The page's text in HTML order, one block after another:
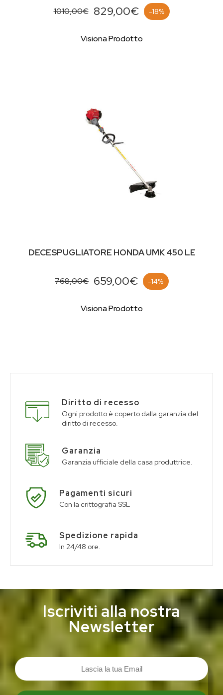
1010,00€ 829,00€ -18%
Visiona Prodotto
DECESPUGLIATORE HONDA UMK 450 LE
768,00€ 659,00€ -14%
Visiona Prodotto
Diritto di recesso
Ogni prodotto è coperto dalla garanzia del
diritto di recesso.
Garanzia
Garanzia ufficiale della casa produttrice.
Pagamenti sicuri
Con la crittografia SSL
Spedizione rapida
In 24/48 ore.
Iscriviti alla nostra
Newsletter